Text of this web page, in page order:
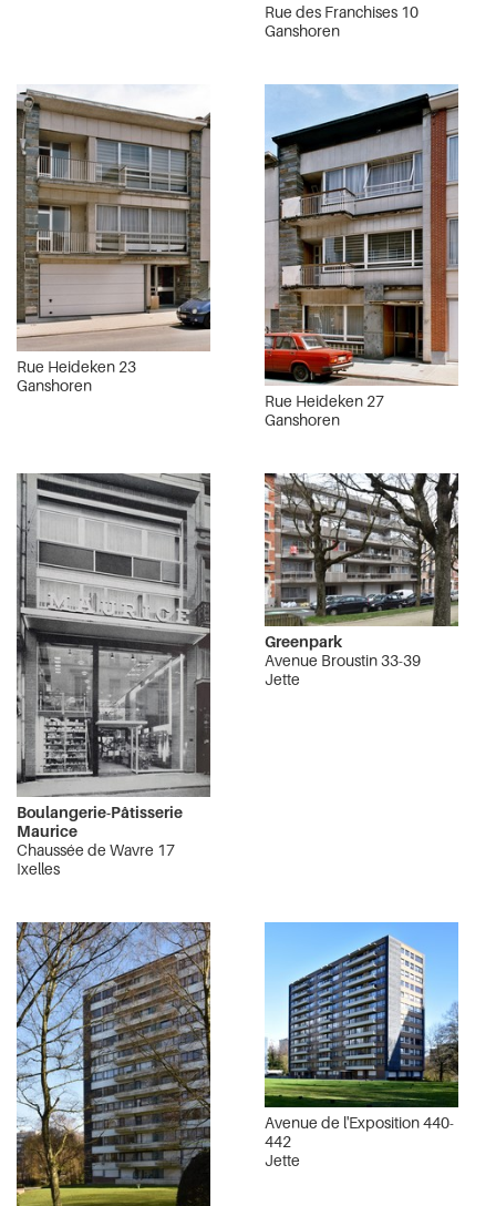
Rue des Franchises 10
Ganshoren
Rue Heideken 23
Ganshoren
Rue Heideken 27
Ganshoren
Boulangerie-Pâtisserie
Maurice
Chaussée de Wavre 17
Ixelles
Greenpark
Avenue Broustin 33-39
Jette
Avenue de l'Exposition 440-
442
Jette